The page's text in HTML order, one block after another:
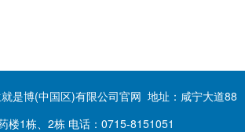
是博(中国区)有限公司官网 地址：咸宁大道88
楼1栋、2栋 电话：0715-8151051